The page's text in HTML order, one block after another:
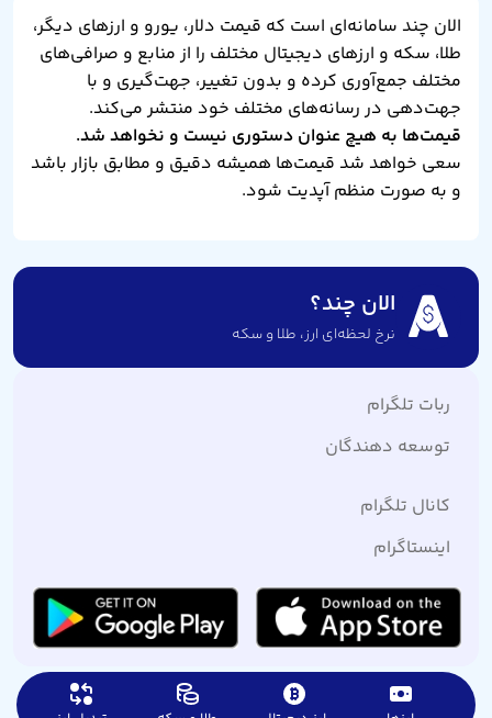
الان چند سامانه‌ای است که قیمت دلار، یورو و ارزهای دیگر،
طلا، سکه و ارزهای دیجیتال مختلف را از منابع و صرافی‌های
مختلف جمع‌آوری کرده و بدون تغییر، جهت‌گیری و با
جهت‌دهی در رسانه‌های مختلف خود منتشر می‌کند.
قیمت‌ها به هیچ عنوان دستوری نیست و نخواهد شد.
سعی خواهد شد قیمت‌ها همیشه دقیق و مطابق بازار باشد
و به صورت منظم آپدیت شود.
الان چند؟
نرخ لحظه‌ای ارز،‌ طلا و سکه
ربات تلگرام
توسعه دهندگان
کانال تلگرام
اینستاگرام